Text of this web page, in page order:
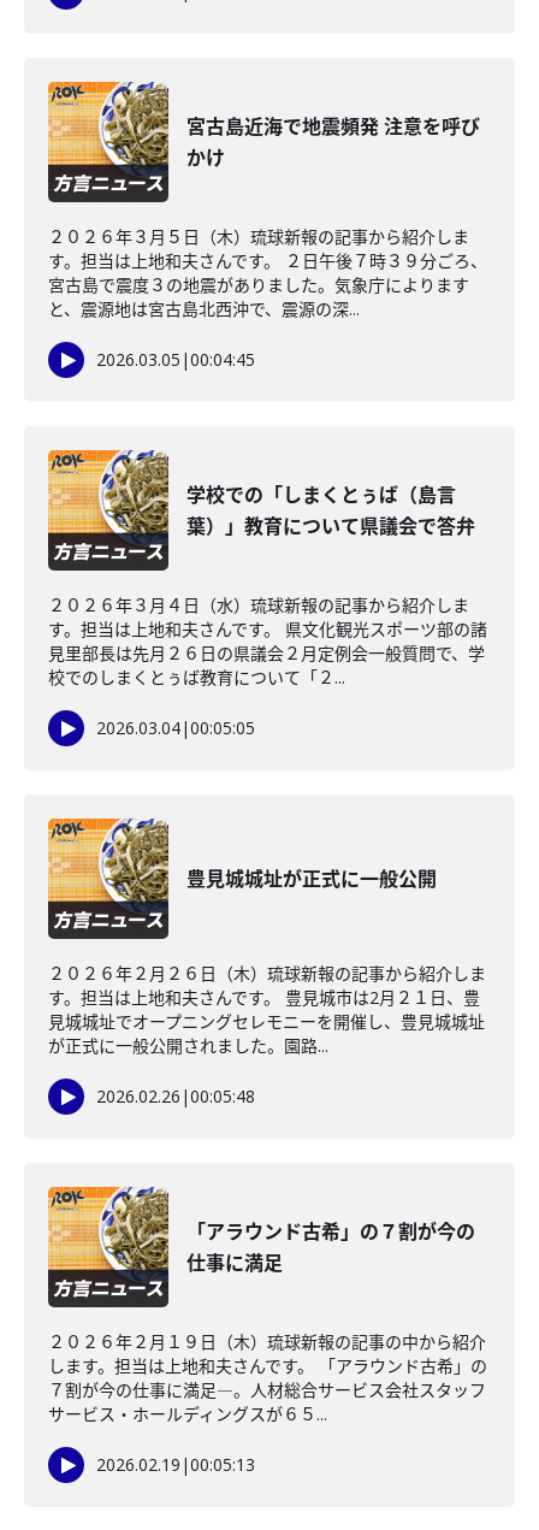
宮古島近海で地震頻発 注意を呼び
かけ
２０２６年３月５日（木）琉球新報の記事から紹介しま
す。担当は上地和夫さんです。 ２日午後７時３９分ごろ、
宮古島で震度３の地震がありました。気象庁によります
と、震源地は宮古島北西沖で、震源の深...
2026.03.05 |00:04:45
学校での「しまくとぅば（島言
葉）」教育について県議会で答弁
２０２６年３月４日（水）琉球新報の記事から紹介しま
す。担当は上地和夫さんです。 県文化観光スポーツ部の諸
見里部長は先月２６日の県議会２月定例会一般質問で、学
校でのしまくとぅば教育について「２...
2026.03.04|00:05:05
豊見城城址が正式に一般公開
２０２６年２月２６日（木）琉球新報の記事から紹介しま
す。担当は上地和夫さんです。 豊見城市は2月２１日、豊
見城城址でオープニングセレモニーを開催し、豊見城城址
が正式に一般公開されました。園路...
2026.02.26 |00:05:48
「アラウンド古希」の７割が今の
仕事に満足
２０２６年２月１９日（木）琉球新報の記事の中から紹介
します。担当は上地和夫さんです。 「アラウンド古希」の
７割が今の仕事に満足―。人材総合サービス会社スタッフ
サービス・ホールディングスが６５...
2026.02.19 |00:05:13